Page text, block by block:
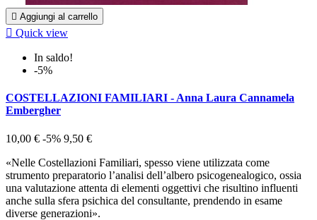
 Aggiungi al carrello
 Quick view
In saldo!
-5%
COSTELLAZIONI FAMILIARI - Anna Laura Cannamela
Embergher
10,00 € -5% 9,50 €
«Nelle Costellazioni Familiari, spesso viene utilizzata come
strumento preparatorio l’analisi dell’albero psicogenealogico, ossia
una valutazione attenta di elementi oggettivi che risultino influenti
anche sulla sfera psichica del consultante, prendendo in esame
diverse generazioni».